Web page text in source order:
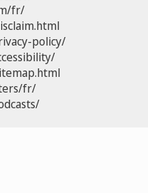
fr/
policy/
fr/